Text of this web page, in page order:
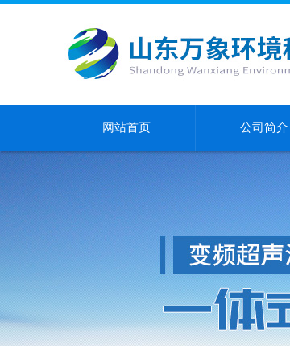
网站首页 公司简介